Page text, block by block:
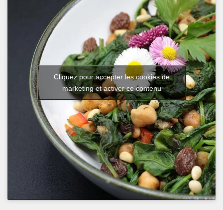
Cliquez pour accepter les cookies de
marketing et activer ce contenu